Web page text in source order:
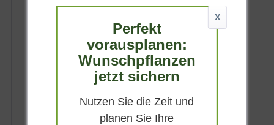
Sommergrün
Blau
Sonnig-halbschattig
Mai - Juni
bis zu 40 cm
X
Perfekt
vorausplanen:
Wunschpflanzen
jetzt sichern
Nutzen Sie die Zeit und
planen Sie Ihre